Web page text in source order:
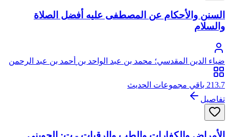
السنن والأحكام عن المصطفى عليه أفضل الصلاة
والسلام
ضياء الدين المقدسي؛ محمد بن عبد الواحد بن أحمد بن عبد الرحمن
السعدي، المقدسي الأصل، الصالحي الحنبلي، أبو عبد الله، ضياء
الدين
213.7 باقي مجموعات الحديث
تفاصيل